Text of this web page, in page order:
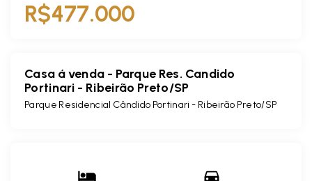
R$477.000
Casa á venda - Parque Res. Candido
Portinari - Ribeirão Preto/SP
Parque Residencial Cândido Portinari - Ribeirão Preto/SP